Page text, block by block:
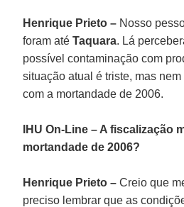
Henrique Prieto – Nosso
foram atéTaquara. Lá
possível contaminação com
situação atual é triste, mas
com a mortandade de 2006.
IHU On-Line – A fiscalização
mortandade de 2006?
Henrique Prieto –Creio que
preciso lembrar que as